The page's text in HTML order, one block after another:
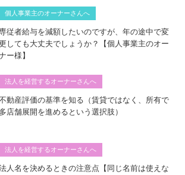
個人事業主のオーナーさんへ
従者給与を減額したいのですが、年の途中で変
しても大丈夫でしょうか？【個人事業主のオー
ー様】
法人を経営するオーナーさんへ
動産評価の基準を知る（賃貸ではなく、所有で
多店舗展開を進めるという選択肢）
法人を経営するオーナーさんへ
人名を決めるときの注意点【同じ名前は使えな